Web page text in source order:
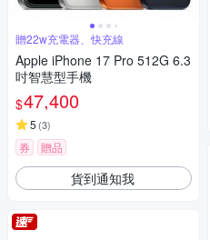
贈22w充電器、快充線
Apple iPhone 17 Pro 512G 6.3
吋智慧型手機
$47,400
5 (3)
券 贈品
貨到通知我